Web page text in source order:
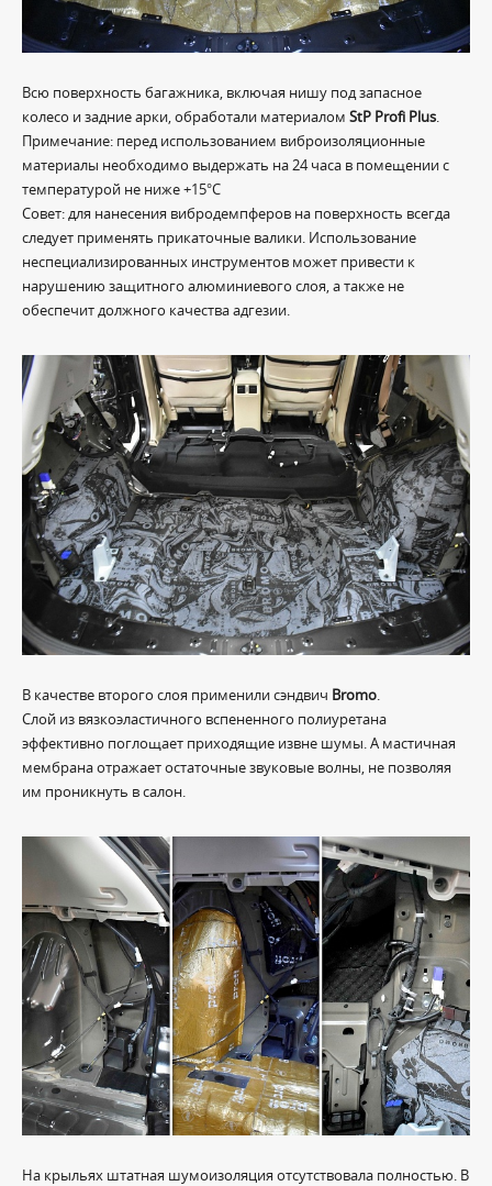
Всю поверхность багажника, включая нишу под запасное
колесо и задние арки, обработали материалом StP Profi Plus.
Примечание: перед использованием виброизоляционные
материалы необходимо выдержать на 24 часа в помещении с
температурой не ниже +15°С
Совет: для нанесения вибродемпферов на поверхность всегда
следует применять прикаточные валики. Использование
неспециализированных инструментов может привести к
нарушению защитного алюминиевого слоя, а также не
обеспечит должного качества адгезии.
В качестве второго слоя применили сэндвич Bromo.
Слой из вязкоэластичного вспененного полиуретана
эффективно поглощает приходящие извне шумы. А мастичная
мембрана отражает остаточные звуковые волны, не позволяя
им проникнуть в салон.
На крыльях штатная шумоизоляция отсутствовала полностью. В